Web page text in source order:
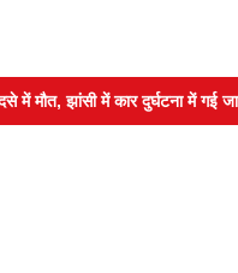
में कार दुर्घटना में गई जान